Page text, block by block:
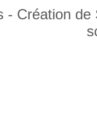
- Création